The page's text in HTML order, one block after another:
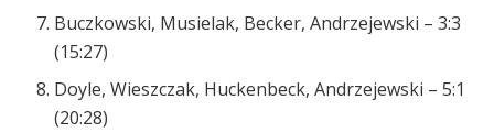
Buczkowski, Musielak, Becker, Andrzejewski – 3:3
(15:27)
Doyle, Wieszczak, Huckenbeck, Andrzejewski – 5:1
(20:28)